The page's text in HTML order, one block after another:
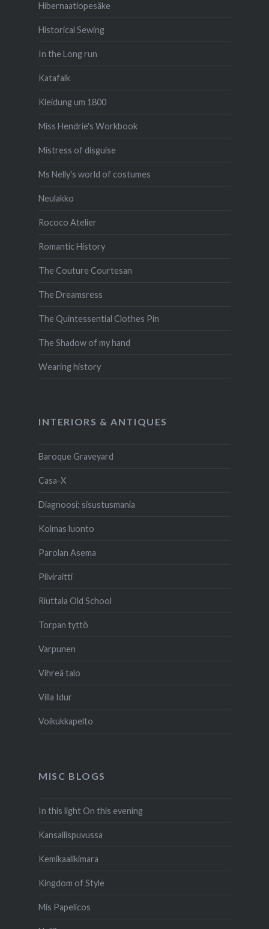
Hibernaatiopesäke
Historical Sewing
In the Long run
Katafalk
Kleidung um 1800
Miss Hendrie's Workbook
Mistress of disguise
Ms Nelly's world of costumes
Neulakko
Rococo Atelier
Romantic History
The Couture Courtesan
The Dreamsress
The Quintessential Clothes Pin
The Shadow of my hand
Wearing history
INTERIORS & ANTIQUES
Baroque Graveyard
Casa-X
Diagnoosi: sisustusmania
Kolmas luonto
Parolan Asema
Pilviraitti
Riuttala Old School
Torpan tyttö
Varpunen
Vihreä talo
Villa Idur
Voikukkapelto
MISC BLOGS
In this light On this evening
Kansallispuvussa
Kemikaalikimara
Kingdom of Style
Mis Papelicos